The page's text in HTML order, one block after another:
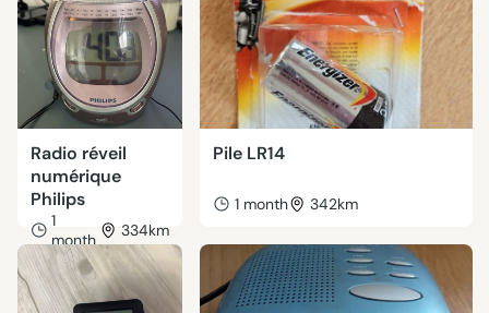
Radio réveil
numérique
Philips
1
month
334km
Pile LR14
1 month 342km